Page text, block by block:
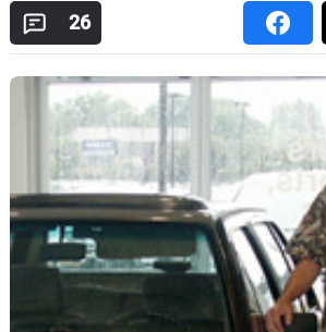
Electriques
Utilitaires
Flottes
Services
26